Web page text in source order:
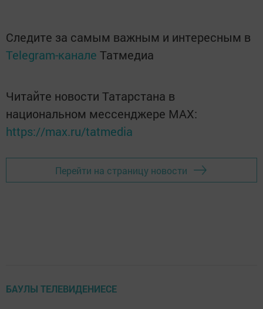
Следите за самым важным и интересным в
Telegram-канале Татмедиа
Читайте новости Татарстана в
национальном мессенджере MАХ:
https://max.ru/tatmedia
Перейти на страницу новости
БАУЛЫ ТЕЛЕВИДЕНИЕСЕ